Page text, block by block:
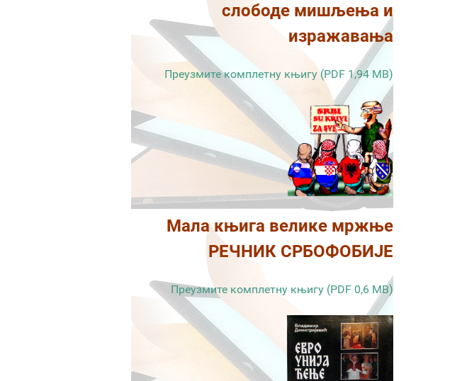
слободе мишљења и
изражавања
Преузмите комплетну књигу (PDF 1,94 MB)
Мала књига велике мржње
РЕЧНИК СРБОФОБИЈЕ
Преузмите комплетну књигу (PDF 0,6 MB)